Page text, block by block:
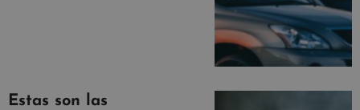
Estas son las